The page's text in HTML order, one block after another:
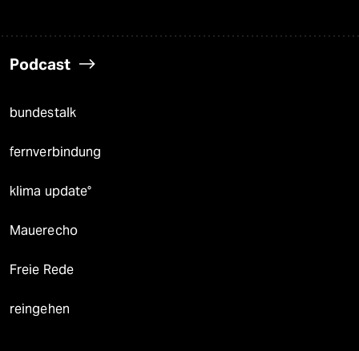
Podcast
bundestalk
fernverbindung
klima update°
Mauerecho
Freie Rede
reingehen